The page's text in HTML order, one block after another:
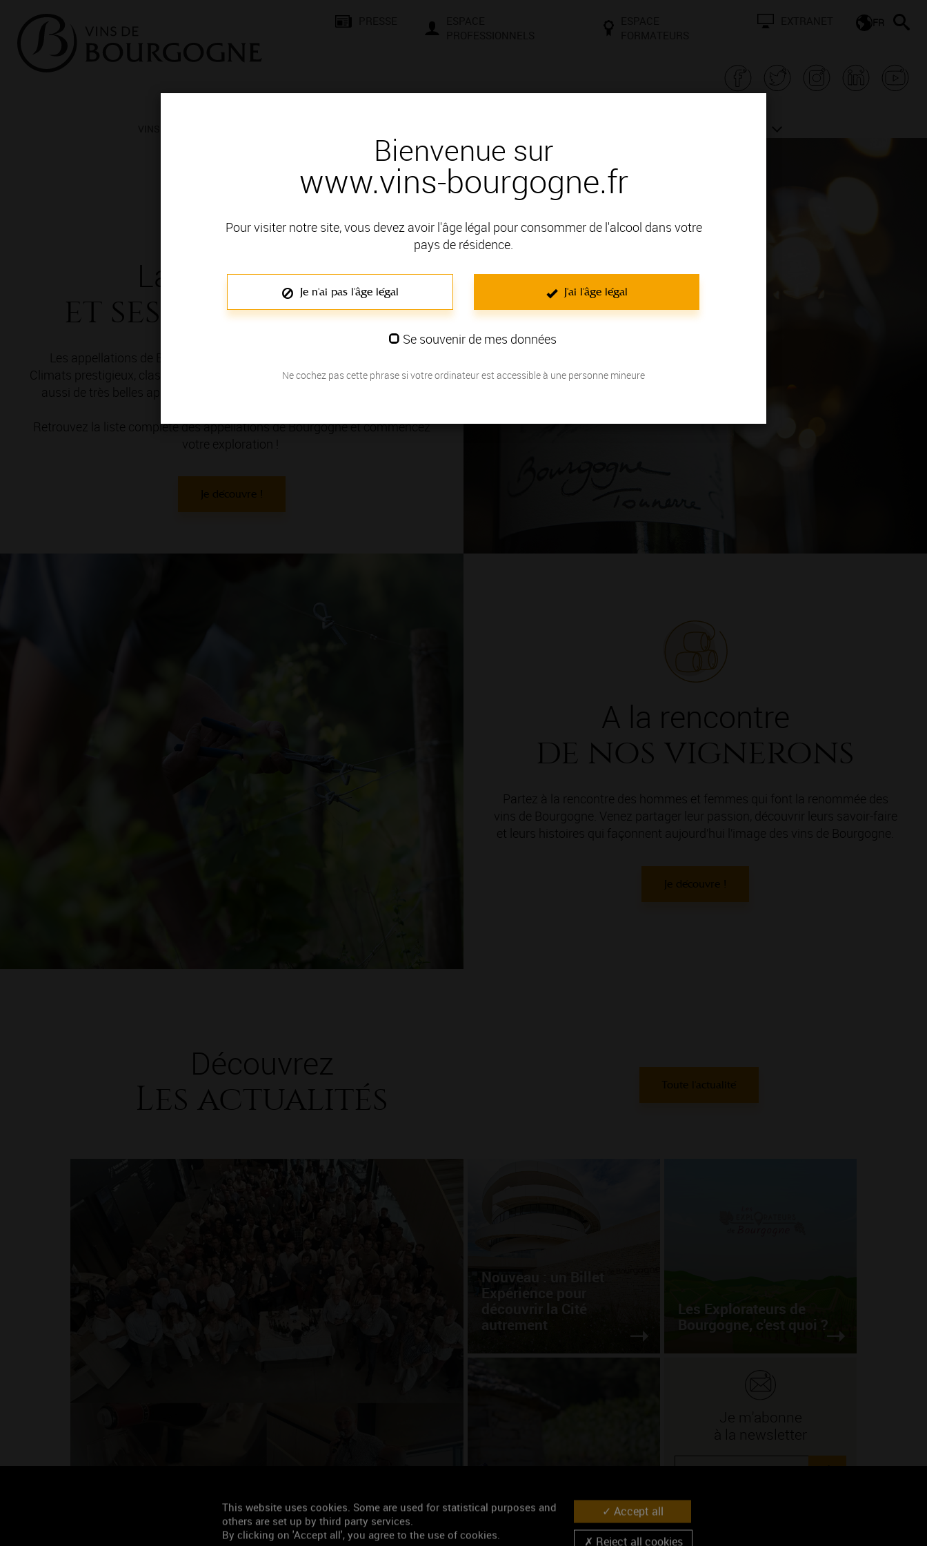
Bienvenue sur
www.vins-bourgogne.fr
Pour visiter notre site, vous devez avoir l'âge légal pour consommer de l'alcool dans votre
pays de résidence.
Je n'ai pas l'âge légal J'ai l'âge légal
Se souvenir de mes données
Ne cochez pas cette phrase si votre ordinateur est accessible à une personne mineure
FR
La Bourgogne
et ses appellations
Les appellations de Bourgogne, vous connaissez ? Célèbre pour ses
Climats prestigieux, classés en Premiers et Grands Crus, la Bourgogne offre
aussi de très belles appellations Villages et Régionales. Vous voulez les
Retrouvez la liste complète des appellations de Bourgogne et commencez
votre exploration !
Je découvre !
A la rencontre
de nos vignerons
Partez à la rencontre des hommes et femmes qui font la renommée des
vins de Bourgogne. Venez partager leur passion, découvrir leurs savoir-faire
et leurs histoires qui façonnent aujourd’hui l’image des vins de Bourgogne.
Je découvre !
Découvrez
Les actualités Toute l'actualité
Cave de Prestige 2026
Nouveau : un Billet
Expérience pour
découvrir la Cité
autrement
Les Explorateurs de
Bourgogne, c'est quoi ?
rencontre des vins de
Je m'abonne
à la newsletter
ok
This website uses cookies. Some are used for statistical purposes and
others are set up by third party services.
By clicking on 'Accept all', you agree to the use of cookies.
Accept all
Reject all cookies